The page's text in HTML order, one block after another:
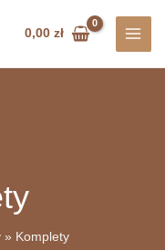
0,00zł
Komplety